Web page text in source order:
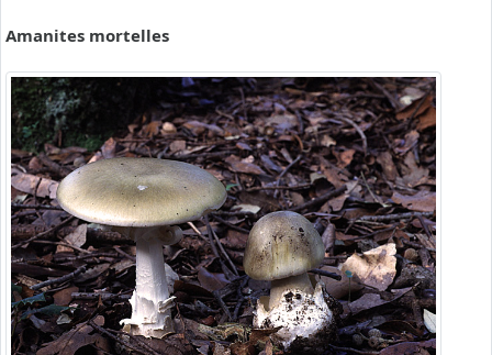
Amanites mortelles